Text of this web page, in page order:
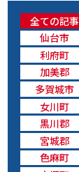
全ての記事
仙台市
利府町
加美郡
多賀城市
女川町
黒川郡
宮城郡
色麻町